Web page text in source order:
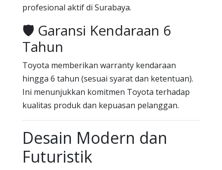
profesional aktif di Surabaya.
🛡️ Garansi Kendaraan 6
Tahun
Toyota memberikan warranty kendaraan
hingga 6 tahun (sesuai syarat dan ketentuan).
Ini menunjukkan komitmen Toyota terhadap
kualitas produk dan kepuasan pelanggan.
Desain Modern dan
Futuristik